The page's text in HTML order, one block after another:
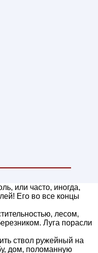
или часто, иногда,
Его во все концы
лесом,
Луга порасли
ствол ружейный на
дом, поломанную